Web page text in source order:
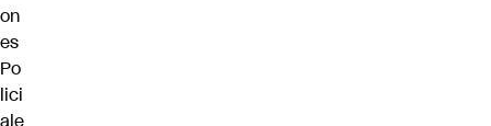
on
es
Po
lici
ale